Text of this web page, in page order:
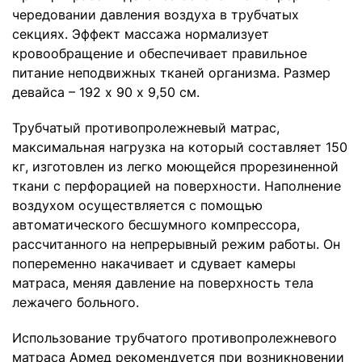
чередовании давления воздуха в трубчатых
секциях. Эффект массажа нормализует
кровообращение и обеспечивает правильное
питание неподвижных тканей организма. Размер
девайса – 192 х 90 х 9,50 см.
Трубчатый противопролежневый матрас,
максимальная нагрузка на который составляет 150
кг, изготовлен из легко моющейся прорезиненной
ткани с перфорацией на поверхности. Наполнение
воздухом осуществляется с помощью
автоматического бесшумного компрессора,
рассчитанного на непрерывный режим работы. Он
попеременно накачивает и сдувает камеры
матраса, меняя давление на поверхность тела
лежачего больного.
Использование трубчатого противопролежневого
матраса Армед рекомендуется при возникновении